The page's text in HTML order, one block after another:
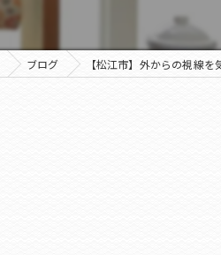
エクステリア
ブログ 【松江市】外からの視線